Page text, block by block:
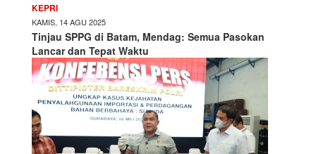
KEPRI
KAMIS, 14 AGU 2025
Tinjau SPPG di Batam, Mendag: Semua Pasokan
Lancar dan Tepat Waktu